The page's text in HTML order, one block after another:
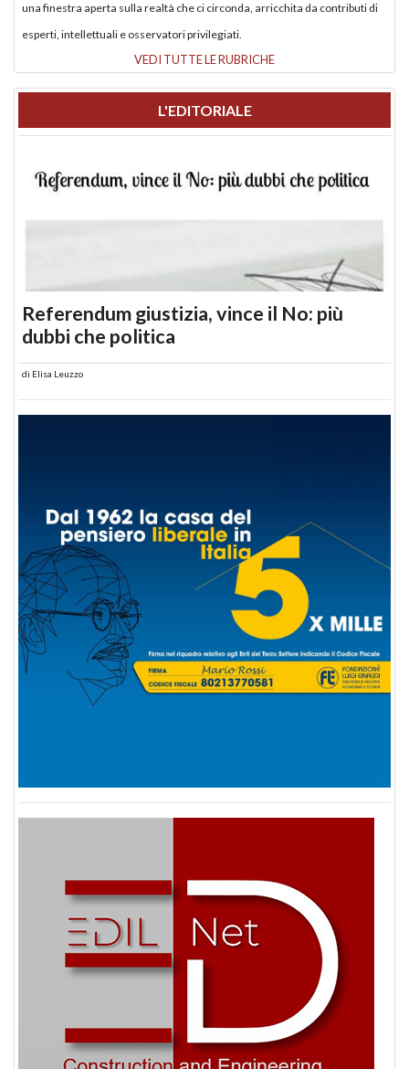
una finestra aperta sulla realtà che ci circonda, arricchita da contributi di
esperti, intellettuali e osservatori privilegiati.
VEDI TUTTE LE RUBRICHE
L'EDITORIALE
Referendum giustizia, vince il No: più
dubbi che politica
di Elisa Leuzzo